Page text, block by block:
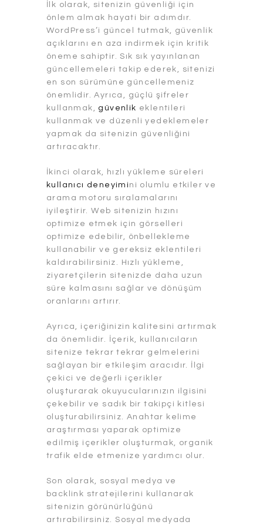
İlk olarak, sitenizin güvenliği için
önlem almak hayati bir adımdır.
WordPress’i güncel tutmak, güvenlik
açıklarını en aza indirmek için kritik
öneme sahiptir. Sık sık yayınlanan
güncellemeleri takip ederek, sitenizi
en son sürümüne güncellemeniz
önemlidir. Ayrıca, güçlü şifreler
kullanmak, güvenlik eklentileri
kullanmak ve düzenli yedeklemeler
yapmak da sitenizin güvenliğini
artıracaktır.
İkinci olarak, hızlı yükleme süreleri
kullanıcı deneyimi ni olumlu etkiler ve
arama motoru sıralamalarını
iyileştirir. Web sitenizin hızını
optimize etmek için görselleri
optimize edebilir, önbellekleme
kullanabilir ve gereksiz eklentileri
kaldırabilirsiniz. Hızlı yükleme,
ziyaretçilerin sitenizde daha uzun
süre kalmasını sağlar ve dönüşüm
oranlarını artırır.
Ayrıca, içeriğinizin kalitesini artırmak
da önemlidir. İçerik, kullanıcıların
sitenize tekrar tekrar gelmelerini
sağlayan bir etkileşim aracıdır. İlgi
çekici ve değerli içerikler
oluşturarak okuyucularınızın ilgisini
çekebilir ve sadık bir takipçi kitlesi
oluşturabilirsiniz. Anahtar kelime
araştırması yaparak optimize
edilmiş içerikler oluşturmak, organik
trafik elde etmenize yardımcı olur.
Son olarak, sosyal medya ve
backlink stratejilerini kullanarak
sitenizin görünürlüğünü
artırabilirsiniz. Sosyal medyada